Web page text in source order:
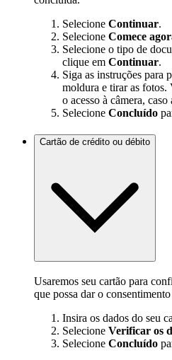
Selecione Continuar.
Selecione Comece
Selecione o tipo de
clique em Continuar.
Siga as instruções para
moldura e tirar as fotos.
o acesso à câmera,
Selecione Concluído
Cartão de crédito ou débito
Usaremos seu cartão para
que possa dar o
Insira os dados do seu
Selecione Verificar os
Selecione Concluído